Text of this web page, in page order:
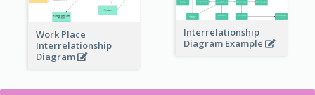
Work Place
Interrelationship
Diagram
Interrelationship
Diagram Example